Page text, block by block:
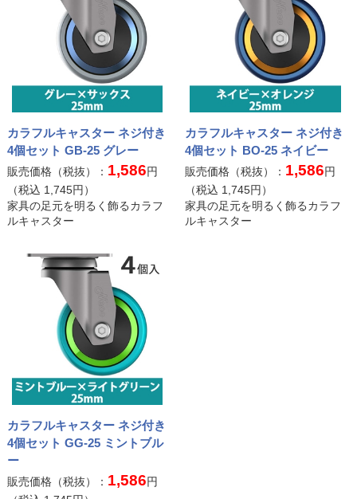
カラフルキャスター ネジ付き
4個セット GB-25 グレー
販売価格（税抜）： 1,586円
（税込 1,745円）
家具の足元を明るく飾るカラフ
ルキャスター
カラフルキャスター ネジ付き
4個セット BO-25 ネイビー
販売価格（税抜）： 1,586円
（税込 1,745円）
家具の足元を明るく飾るカラフ
ルキャスター
カラフルキャスター ネジ付き
4個セット GG-25 ミントブル
ー
販売価格（税抜）： 1,586円